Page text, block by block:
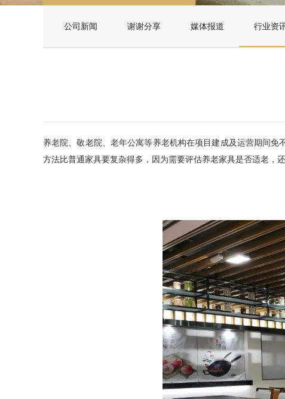
公司新闻 谢谢分享 媒体报道 行业资
养老院、敬老院、老年公寓等养老机构在项目建成及运营期间免
方法比普通家具要复杂得多，因为需要评估养老家具是否适老，